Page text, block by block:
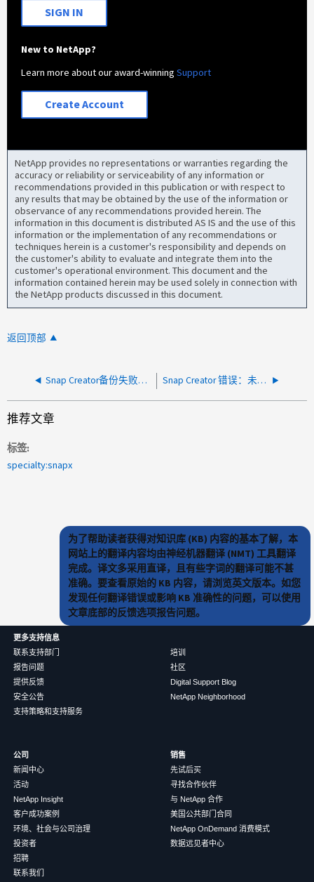
SIGN IN
New to NetApp?
Learn more about our award-winningSupport
Create Account
NetApp provides no representations or warranties regarding the
accuracy or reliability or serviceability of any information or
recommendations provided in this publication or with respect to
any results that may be obtained by the use of the information or
observance of any recommendations provided herein. The
information in this document is distributed AS IS and the use of this
information or the implementation of any recommendations or
techniques herein is a customer's responsibility and depends on
the customer's ability to evaluate and integrate them into the
customer's operational environment. This document and the
information contained herein may be used solely in connection with
the NetApp products discussed in this document.
返回顶部
Snap Creator备份失败、并显示以下错误：SCF-00063：发现[DB2]失败、返回代码为[102]、同时显示消息[] Snap Creator 错误：未找到控制器凭据！请检查 NTAP_Users
推荐文章
标签
specialty:snapx
为了帮助读者获得对知识库 (KB) 内容的基本了解，本
网站上的翻译内容均由神经机器翻译 (NMT) 工具翻译
完成。译文多采用直译，且有些字词的翻译可能不甚
准确。要查看原始的 KB 内容，请浏览英文版本。如您
发现任何翻译错误或影响 KB 准确性的问题，可以使用
文章底部的反馈选项报告问题。
更多支持信息
联系支持部门
报告问题
提供反馈
安全公告
支持策略和支持服务
培训
社区
Digital Support Blog
NetApp Neighborhood
公司
新闻中心
活动
NetApp Insight
客户成功案例
环境、社会与公司治理
投资者
招聘
联系我们
销售
先试后买
寻找合作伙伴
与 NetApp 合作
美国公共部门合同
NetApp OnDemand 消费模式
数据远见者中心